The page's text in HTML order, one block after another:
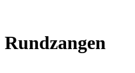
Rundzangen